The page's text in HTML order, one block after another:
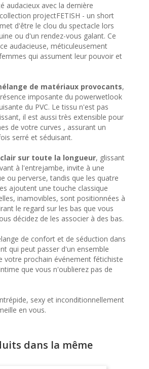
audacieux avec la dernière
projectFETISH - un short
d'être le clou du spectacle lors
ou d'un rendez-vous galant. Ce
audacieuse, méticuleusement
qui assument leur pouvoir et
de matériaux provocants,
imposante du powerwetlook
du PVC. Le tissu n'est pas
il est aussi très extensible pour
de votre curves , assurant un
serré et séduisant.
sur toute la longueur, glissant
à l'entrejambe, invite à une
ou perverse, tandis que les quatre
ajoutent une touche classique
inamovibles, sont positionnées à
le regard sur les bas que vous
décidez de les associer à des bas.
de confort et de séduction dans
qui peut passer d'un ensemble
votre prochain événement fétichiste
que vous n'oublierez pas de
sexy et inconditionnellement
en vous.
dans la même